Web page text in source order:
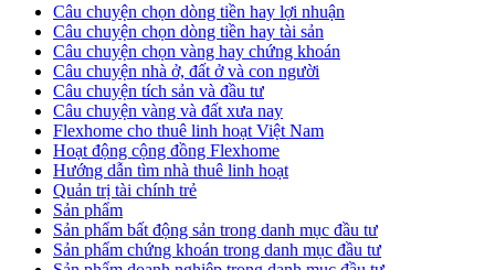
Câu chuyện chọn dòng tiền hay lợi nhuận
Câu chuyện chọn dòng tiền hay tài sản
Câu chuyện chọn vàng hay chứng khoán
Câu chuyện nhà ở, đất ở và con người
Câu chuyện tích sản và đầu tư
Câu chuyện vàng và đất xưa nay
Flexhome cho thuê linh hoạt Việt Nam
Hoạt động cộng đồng Flexhome
Hướng dẫn tìm nhà thuê linh hoạt
Quản trị tài chính trẻ
Sản phẩm
Sản phẩm bất động sản trong danh mục đầu tư
Sản phẩm chứng khoán trong danh mục đầu tư